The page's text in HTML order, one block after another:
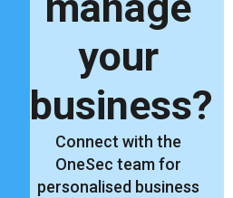
your
business?
Connect with the
OneSec team for
personalised business